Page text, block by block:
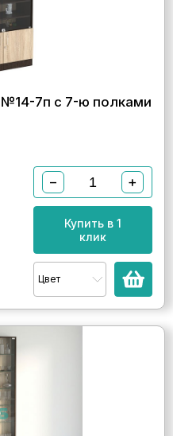
№14-7п с 7-ю полками
− +
Купить в 1
клик
Цвет